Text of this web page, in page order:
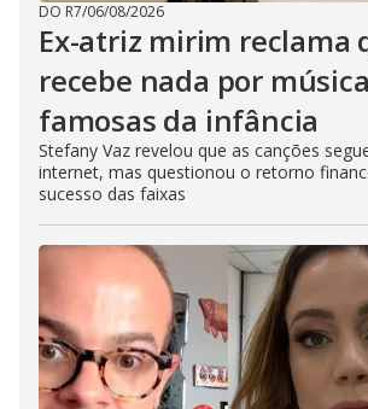
DO R7/06/08/2026
Ex-atriz mirim reclama
recebe nada por
famosas da infância
Stefany Vaz revelou que as canções
internet, mas questionou o retorno
sucesso das faixas